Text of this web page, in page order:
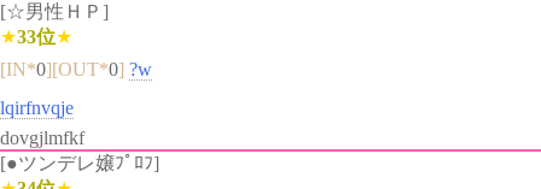
[☆男性ＨＰ]
★33位★
[IN*0][OUT*0] ?w
lqirfnvqje
dovgjlmfkf
[●ツンデレ嬢ﾌﾟﾛﾌ]